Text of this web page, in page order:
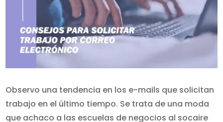
Observo una tendencia en los e-mails que solicitan
trabajo en el último tiempo. Se trata de una moda
que achaco a las escuelas de negocios al socaire